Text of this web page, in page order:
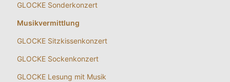
GLOCKE Sonderkonzert
Musikvermittlung
GLOCKE Sitzkissenkonzert
GLOCKE Sockenkonzert
GLOCKE Lesung mit Musik